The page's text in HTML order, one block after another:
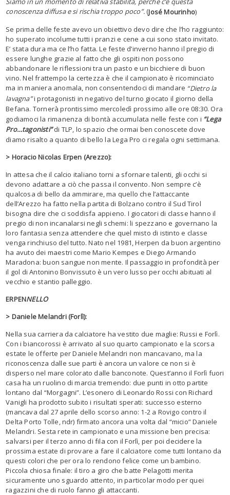
conoscenza diffusa e si rischia troppo poco”. (José Mourinho)
Se prima delle feste avevo un obiettivo devo dire che l’ho raggiunto:
ho superato incolume tutti i pranzi e cene a cui sono stato invitato.
E’ stata dura ma ce l’ho fatta. Le feste d’inverno hanno il pregio di
essere lunghe grazie al fatto che gli ospiti non possono
abbandonare le riflessioni tra un pasto e un bicchiere di buon
vino. Nel frattempo la certezza è che il campionato è ricominciato
ma in maniera anomala, non consentendoci di mandare “Dietro la
lavagna”i protagonisti in negativo del turno giocato il giorno della
Befana. Tornerà prontissimo mercoledì prossimo alle ore 08:30. Ora
godiamoci la rimanenza di bontà accumulata nelle feste con i “Lega
Pro…tagonisti” di TLP, lo spazio che ormai ben conoscete dove
diamo risalto a quanto di bello la Lega Pro ci regala ogni settimana.
> Horacio Nicolas Erpen (Arezzo):
In attesa che il calcio italiano torni a sfornare talenti, gli occhi si
devono adattare a ciò che passa il convento. Non sempre c’è
qualcosa di bello da ammirare, ma quello che l’attaccante
dell’Arezzo ha fatto nella partita di Bolzano contro il Sud Tirol
bisogna dire che ci soddisfa appieno. I giocatori di classe hanno il
pregio di non incanalarsi negli schemi: li spezzano e governano la
loro fantasia senza attendere che quel misto di istinto e classe
venga rinchiuso del tutto. Nato nel 1981, Herpen da buon argentino
ha avuto dei maestri come Mario Kempes e Diego Armando
Maradona: buon sangue non mente. Il passaggio in profondità per
il gol di Antonino Bonvissuto è un vero lusso per occhi abituati al
vecchio e stantio palleggio.
ERPENNELLO
> Daniele Melandri (Forlì):
Nella sua carriera da calciatore ha vestito due maglie: Russi e Forlì.
Con i biancorossi è arrivato al suo quarto campionato e la scorsa
estate le offerte per Daniele Melandri non mancavano, ma la
riconoscenza dalle sue parti è ancora un valore ce non si è
disperso nel mare colorato dalle banconote. Quest’anno il Forlì fuori
casa ha un ruolino di marcia tremendo: due punti in otto partite
lontano dal “Morgagni”. L’esonero di Leonardo Rossi con Richard
Vanigli ha prodotto subito i risultati sperati: successo esterno
(mancava dal 27 aprile dello scorso anno: 1-2 a Rovigo contro il
Delta Porto Tolle, ndr) firmato ancora una volta dal “micio” Daniele
Melandri. Sesta rete in campionato e una missione ben precisa:
salvarsi per il terzo anno di fila con il Forlì, per poi decidere la
prossima estate di provare a fare il calciatore come tutti lontano da
questi colori che per ora lo rendono felice come un bambino.
Piccola chiosa finale: il tiro a giro che batte Pelagotti merita
sicuramente uno sguardo attento, in particolar modo per quei
ragazzini che di ruolo fanno gli attaccanti.